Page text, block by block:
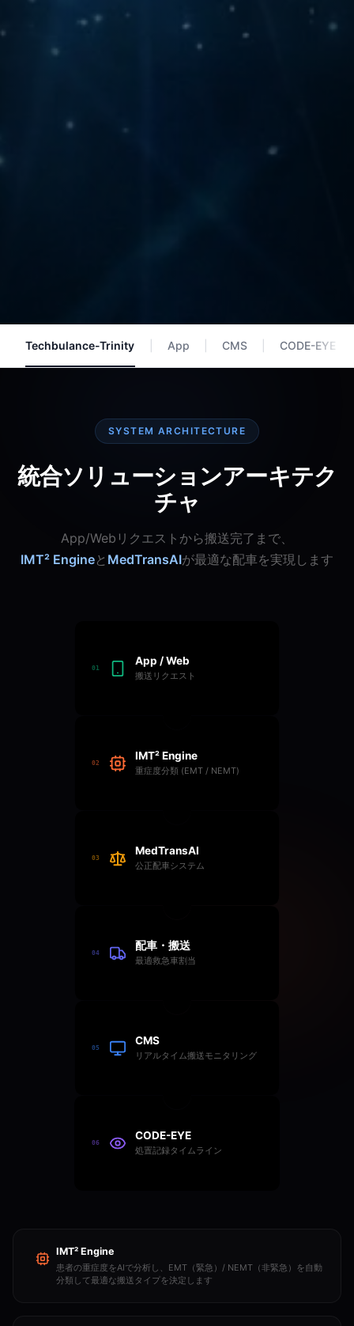
Techbulance-Trinity App CMS CODE-EYE
SYSTEM ARCHITECTURE
統合ソリューションアーキテク
チャ
IMT² Engineと MedTransAIが最適な配車を実現します
01
App / Web
搬送リクエスト
02
IMT² Engine
重症度分類 (EMT / NEMT)
03
MedTransAI
公正配車システム
04
配車・搬送
最適救急車割当
05
CMS
リアルタイム搬送モニタリング
06
CODE-EYE
処置記録タイムライン
IMT² Engine
患者の重症度をAIで分析し、EMT（緊急）/ NEMT（非緊急）を自動
分類して最適な搬送タイプを決定します